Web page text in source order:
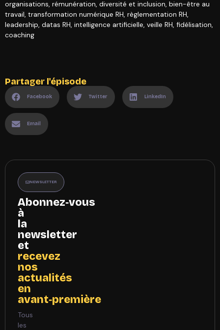
organisations, rémunération, diversité et inclusion, bien-être au
travail, transformation numérique RH, règlementation RH,
leadership, datas RH, intelligence artificielle, veille RH, fidélisation,
coaching
Partager l'épisode
Facebook Twitter LinkedIn
Email
NEWSLETTER
Abonnez‑vous
à
la
newsletter
et
recevez
nos
actualités
en
avant‑première
Tous
les